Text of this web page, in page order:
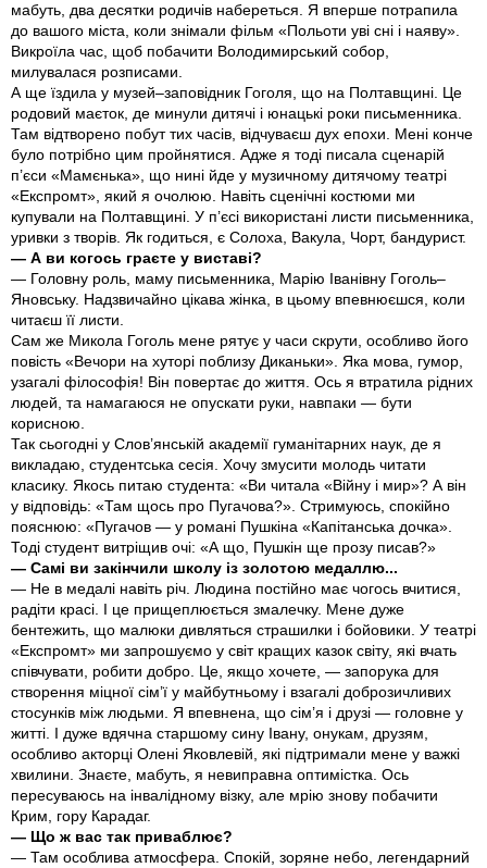
мабуть, два­­ десятки родичів набереться. Я вперше потрапила
до вашого міста, коли знімали фільм «Польоти уві сні і наяву».
Викроїла час, щоб побачити Володимирський собор,
милувалася розписами.
А ще їздила у музей–заповідник Гоголя, що на Полтавщині. Це
родовий маєток, де минули дитячі і юнацькі роки письменника.
Там відтворено побут тих часів, відчуваєш дух епохи. Мені конче
було потрібно цим пройнятися. Адже я тоді писала сценарій
п’єси «Мамєнька», що нині йде у музичному дитячому театрі
«Експромт», який я очолюю. Навіть сценічні костюми ми
купували на Полтавщині. У п’єсі використані листи письменника,
уривки з творів. Як годиться, є Солоха, Вакула, Чорт, бандурист.
— А ви когось граєте у виставі?
— Головну роль, маму письменника, Марію Іванівну Гоголь–
Яновську. Надзвичайно цікава жінка, в цьому впевнюєшся, коли
читаєш її листи.
Сам же Микола Гоголь мене рятує у часи скрути, особливо його
повість «Вечори на хуторі поблизу Диканьки». Яка мова, гумор,
узагалі філософія! Він повертає до життя. Ось я втратила рідних
людей, та намагаюся не опускати руки, навпаки — бути
корисною.
Так сьогодні у Слов’янській академії гуманітарних наук, де я
викладаю, студентська сесія. Хочу змусити молодь читати
класику. Якось питаю студента: «Ви читала «Війну і мир»? А він
у відповідь: «Там щось про Пугачова?». Стримуюсь, спокійно
пояснюю: «Пугачов — у романі Пушкіна «Капітанська дочка».
Тоді студент витріщив очі: «А що, Пушкін ще прозу писав?»
— Самі ви закінчили школу із золотою медаллю...
— Не в медалі навіть річ. Людина постійно має чогось вчитися,
радіти красі. І це прищеплюється змалечку. Мене дуже
бентежить, що малюки дивляться страшилки і бойовики. У театрі
«Експромт» ми запрошуємо у світ кращих казок світу, які вчать
співчувати, робити добро. Це, якщо хочете, — запорука для
створення міцної сім’ї у майбутньому і взагалі доброзичливих
стосунків між людьми. Я впевнена, що сім’я і друзі — головне у
житті. І дуже вдячна старшому сину Івану, онукам, друзям,
особливо акторці Олені Яковлевій, які підтримали мене у важкі
хвилини. Знаєте, мабуть, я невиправна оптимістка. Ось
пересуваюсь на інвалідному візку, але мрію знову побачити
Крим, гору Карадаг.
— Що ж вас так приваблює?
— Там особлива атмосфера. Спокій, зоряне небо, легендарний